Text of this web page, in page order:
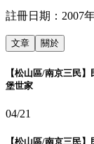
註冊日期： 2007
文章 關於
【松山區/南京三民
堡世家
04/21
【松山區/南京三民